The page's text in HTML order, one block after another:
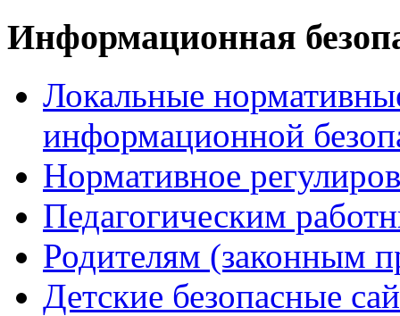
Информационная
Локальные
информационной
Нормативное
Педагогическим
Родителям (законным
Детские безопасные